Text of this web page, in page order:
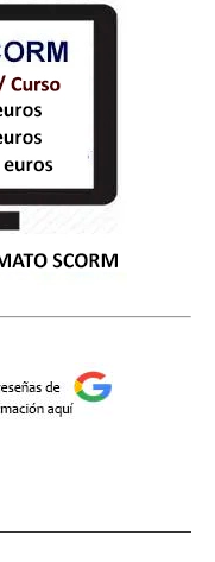
(75 horas)
de Productos
de Aves y
del libro por
(60 horas)
en la PYME (50
proceso de venta